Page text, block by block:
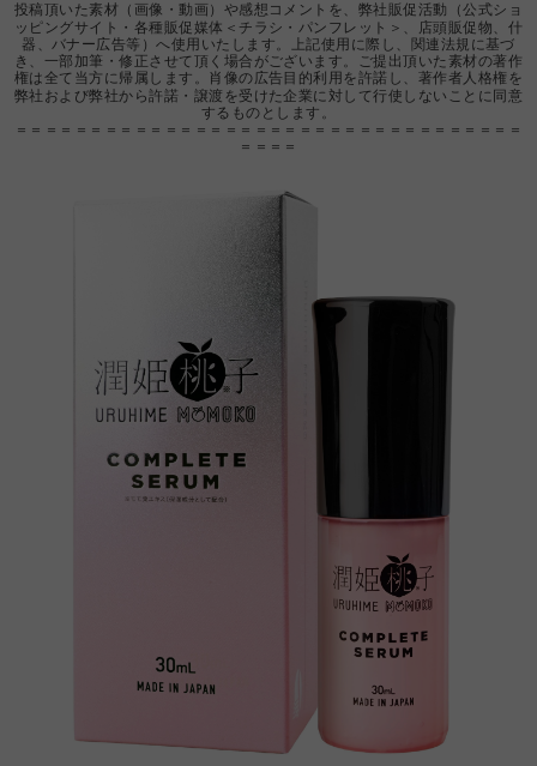
投稿頂いた素材（画像・動画）や感想コメントを、弊社販促活動（公式ショ
ッピングサイト・各種販促媒体＜チラシ・パンフレット＞、店頭販促物、什
器、バナー広告等）へ使用いたします。上記使用に際し、関連法規に基づ
き、一部加筆・修正させて頂く場合がございます。ご提出頂いた素材の著作
権は全て当方に帰属します。肖像の広告目的利用を許諾し、著作者人格権を
弊社および弊社から許諾・譲渡を受けた企業に対して行使しないことに同意
するものとします。
＝＝＝＝＝＝＝＝＝＝＝＝＝＝＝＝＝＝＝＝＝＝＝＝＝＝＝＝＝＝＝＝＝＝
＝＝＝＝